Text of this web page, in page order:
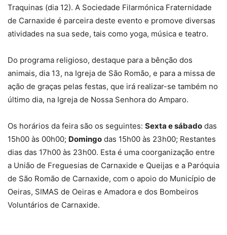
Traquinas (dia 12). A Sociedade Filarmónica Fraternidade
de Carnaxide é parceira deste evento e promove diversas
atividades na sua sede, tais como yoga, música e teatro.
Do programa religioso, destaque para a bênção dos
animais, dia 13, na Igreja de São Romão, e para a missa de
ação de graças pelas festas, que irá realizar-se também no
último dia, na Igreja de Nossa Senhora do Amparo.
Os horários da feira são os seguintes: Sexta e sábado das
15h00 às 00h00; Domingo das 15h00 às 23h00; Restantes
dias das 17h00 às 23h00. Esta é uma coorganização entre
a União de Freguesias de Carnaxide e Queijas e a Paróquia
de São Romão de Carnaxide, com o apoio do Município de
Oeiras, SIMAS de Oeiras e Amadora e dos Bombeiros
Voluntários de Carnaxide.